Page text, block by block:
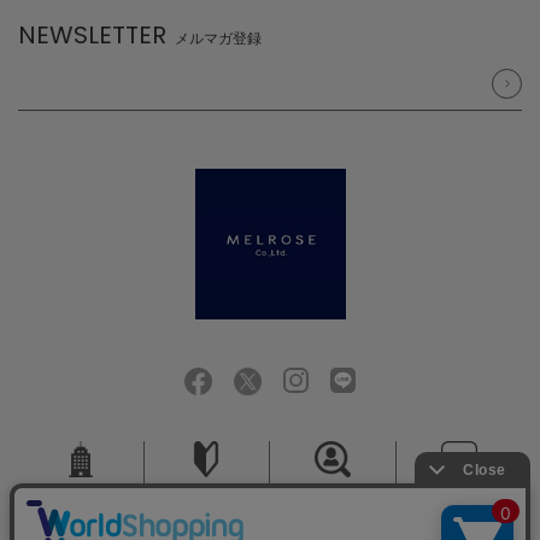
NEWSLETTER メルマガ登録
会社概要 お問い合せ